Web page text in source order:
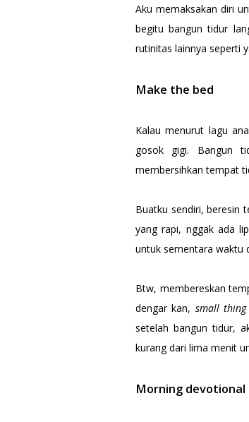
Aku memaksakan diri
begitu bangun tidur
rutinitas lainnya seperti
Make the bed
Kalau menurut lagu
gosok gigi. Bangun
membersihkan tempat
Buatku sendiri, beresin
yang rapi, nggak ada
untuk sementara waktu
Btw, membereskan
dengar kan, small thing
setelah bangun tidur,
kurang dari lima menit
Morning devotional